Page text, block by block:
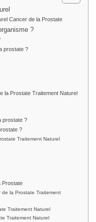
Cancer de la Prostate
?
prostate ?
la Prostate Traitement Naturel
prostate ?
?
Traitement Naturel
Prostate
la Prostate Traitement
Traitement Naturel
Traitement Naturel